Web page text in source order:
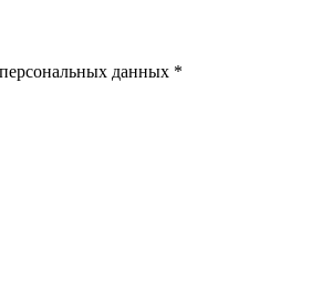
данных *